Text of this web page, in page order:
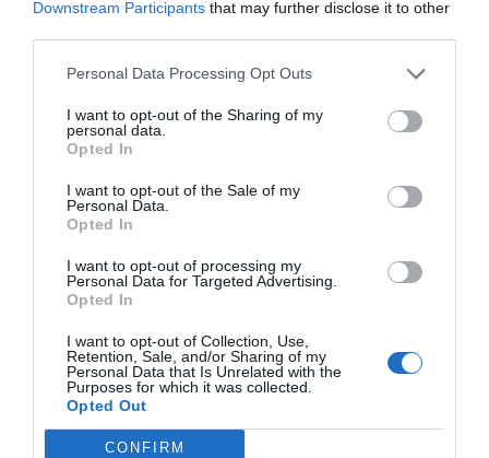
Downstream Participants that may further disclose it to other
Personal Data Processing Opt Outs
I want to opt-out of the Sharing of my
personal data.
Opted In
I want to opt-out of the Sale of my
Personal Data.
Opted In
I want to opt-out of processing my
Personal Data for Targeted Advertising.
Opted In
I want to opt-out of Collection, Use,
Retention, Sale, and/or Sharing of my
Personal Data that Is Unrelated with the
Purposes for which it was collected.
Opted Out
CONFIRM
“Sánchez es un sinvergüenza que ha
abandonado a su país, porque Ceuta es
connivencia con Marruecos”: acusa una ceutí
SOCIEDAD
Ceuta y Melilla, las dos columnas de Hércules
Eulogio López 06/08/26 07:58
Marcelo Gullo: “El trabajo de desmitificar la
historia, de poner la verdadera, de
desmontar la falsificación, es un trabajo
cristiano"
por Hispanidad